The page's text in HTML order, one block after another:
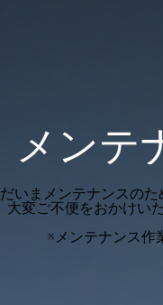
メンテ
だいまメンテナンスのた
大変ご不便をおかけい
※メンテナンス作